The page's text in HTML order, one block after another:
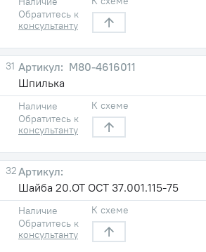
Обратитесь к
консультанту
31
M80-4616011
Шпилька
Наличие
Обратитесь к
консультанту
К схеме
32
Шайба 20.ОТ ОСТ 37.001.115-75
Наличие
Обратитесь к
консультанту
К схеме